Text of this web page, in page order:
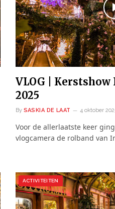
VLOG |
2025
By SASKIA DE LAAT 4 oktober
Voor de allerlaatste keer
vlogcamera de rolband van
ACTIVITEITEN